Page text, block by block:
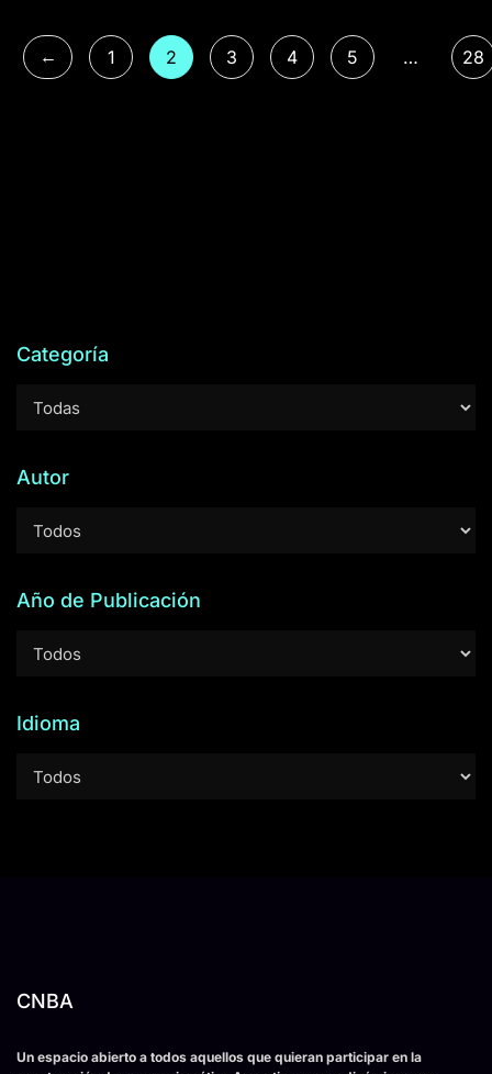
← 1 2 3 4 5 … 28
Categoría
Autor
Año de Publicación
Idioma
CNBA
Un espacio abierto a todos aquellos que quieran participar en la